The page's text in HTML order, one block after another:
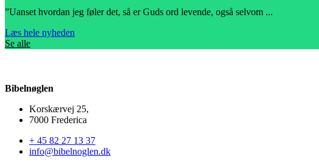
”Uanset hvordan jeg føler det, så er Guds ord levende, også selvom ...
Læs hele nyheden
Se alle
Bibelnøglen
Korskærvej 25,
7000 Frederica
+ 45 82 27 13 37
info@bibelnoglen.dk